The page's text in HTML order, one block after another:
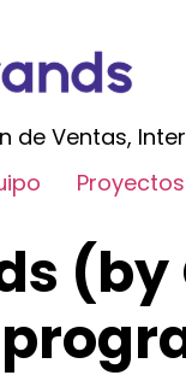
de Ventas,
Proyectos